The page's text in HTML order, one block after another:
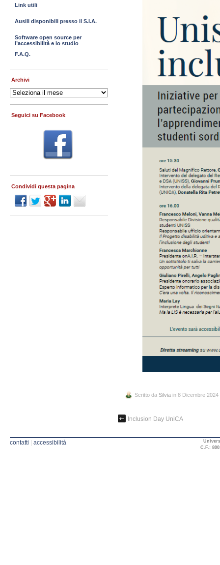
Scritto da Silvia in 8 Dicembre 2024
Inclusion Day UniCA
Link utili
Ausili disponibili presso il S.I.A.
Software open source per
l’accessibilità e lo studio
F.A.Q.
Archivi
Archivi
Seguici su Facebook
Condividi questa pagina
contatti | accessibilità
C.F.: